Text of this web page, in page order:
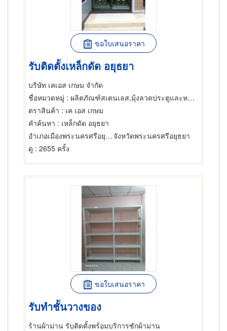
ขอใบเสนอราคา
รับติดตั้งเหล็กดัด อยุธยา
บริษัท เคเอส เกษม จำกัด
ชื่อหมวดหมู่ : ผลิตภัณฑ์สเตนเลส,มุ้งลวดประตูและหน้าต่าง,ลูกกรงติดประตูและหน้าต่าง
ตราสินค้า : เค เอส เกษม
คำค้นหา : เหล็กดัด อยุธยา
อำเภอเมืองพระนครศรีอยุธยา จังหวัดพระนครศรีอยุธยา
ดู : 2655 ครั้ง
ขอใบเสนอราคา
รับทำชั้นวางของ
ร้านผ้าม่าน รับติดตั้งพร้อมบริการซักผ้าม่าน